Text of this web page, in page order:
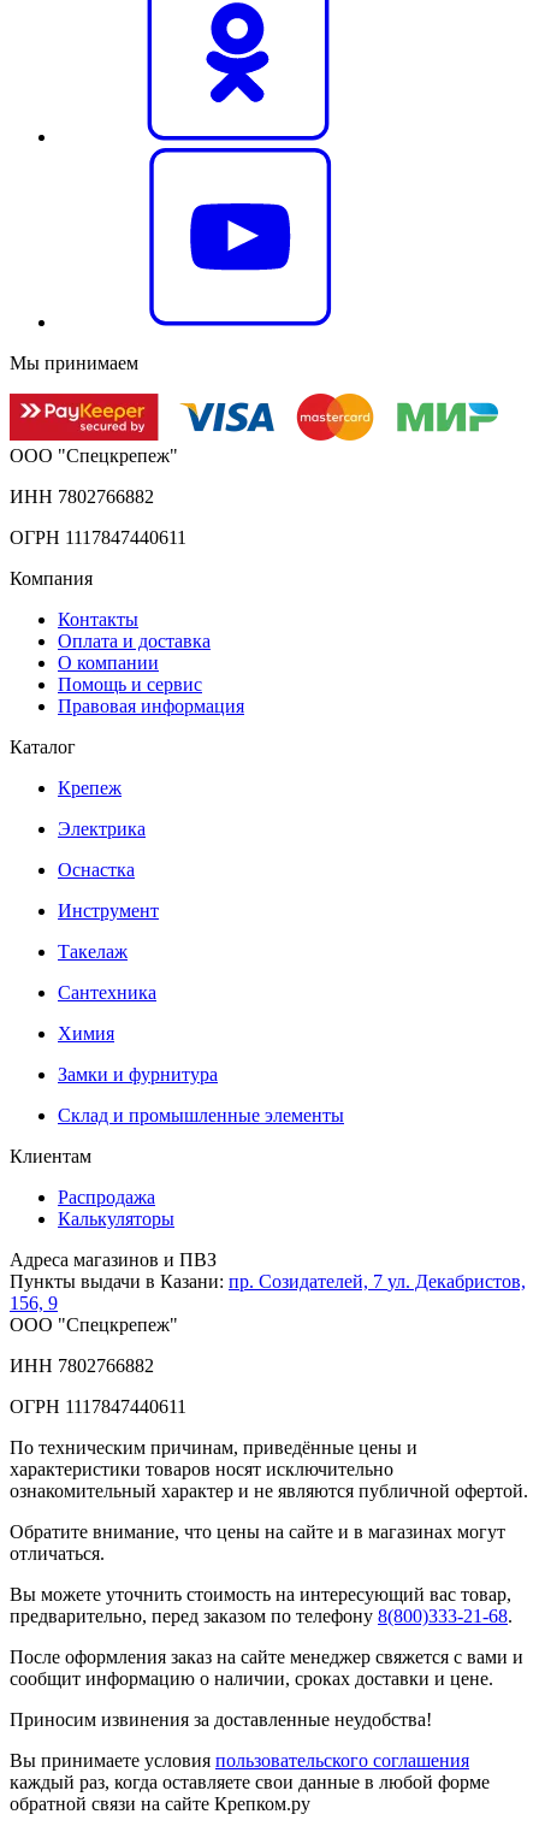
Мы принимаем
ООО "Спецкрепеж"
ИНН 7802766882
ОГРН 1117847440611
Компания
Контакты
Оплата и доставка
О компании
Помощь и сервис
Правовая информация
Каталог
Крепеж
Электрика
Оснастка
Инструмент
Такелаж
Сантехника
Химия
Замки и фурнитура
Склад и промышленные элементы
Клиентам
Распродажа
Калькуляторы
Адреса магазинов и ПВЗ
Пункты выдачи в Казани: пр. Созидателей, 7 ул. Декабристов,
156, 9
ООО "Спецкрепеж"
ИНН 7802766882
ОГРН 1117847440611
По техническим причинам, приведённые цены и
характеристики товаров носят исключительно
ознакомительный характер и не являются публичной офертой.
Обратите внимание, что цены на сайте и в магазинах могут
отличаться.
Вы можете уточнить стоимость на интересующий вас товар,
предварительно, перед заказом по телефону 8(800)333-21-68.
После оформления заказ на сайте менеджер свяжется с вами и
сообщит информацию о наличии, сроках доставки и цене.
Приносим извинения за доставленные неудобства!
Вы принимаете условия пользовательского соглашения
каждый раз, когда оставляете свои данные в любой форме
обратной связи на сайте Крепком.ру